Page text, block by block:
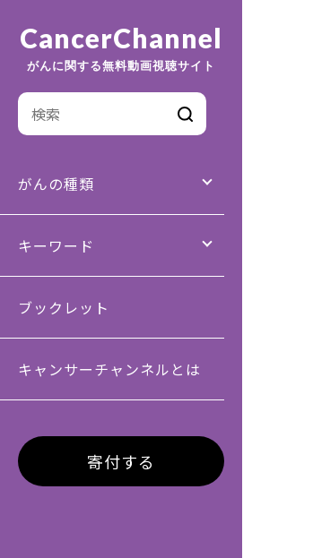
CancerChannel
がんに関する無料動画視聴サイト
がんの種類
キーワード
ブックレット
キャンサーチャンネルとは
寄付する